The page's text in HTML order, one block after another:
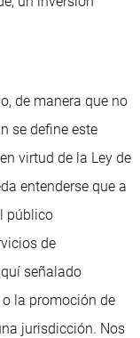
de manera que no
se define este
virtud de la Ley de
entenderse que a
público
de
señalado
la promoción de
jurisdicción. Nos